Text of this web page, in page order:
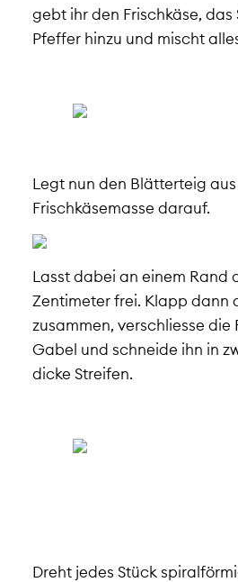
gebt ihr den Frischkäse, das
Pfeffer hinzu und mischt
Legt nun den Blätterteig
Frischkäsemasse darauf.
Lasst dabei an einem Rand
Zentimeter frei. Klapp dann
zusammen, verschliesse die
Gabel und schneide ihn in
dicke Streifen.
Dreht jedes Stück